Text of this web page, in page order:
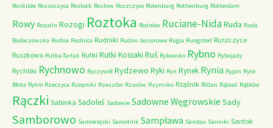
Roskilde Rossoszyca Rostock Rostow Roszczyce Rotenburg Rothenburg Rotterdam
Rowy Rozalin Rozogi Roztoka Rożnów Ruciane-NidaRuda Ruda
Białaczowska Rudna Rudnica Rudniki Rudno Jeziorowe Rugia Rungsted Ruszczyce
Ruszkowo Rutka-Tartak Rutki Rutki Kossaki Ruś Rybienko Rybno Rybojady
Rychliki Rychnowo Ryczywół Rydzewo Ryki Ryn Rynek Rynia Rypin Ryte
Błota Rytro Rzeczyca Rzepniki Rzeszów Rzuców Rzymsko Rząśnik Różan Rąbież Rąblów
Rączki Sabinka Sadoleś Sadowie Sadowne Węgrowskie Sady
Samborowo Samoklęski Samotnik Sampława Sandau Sanniki Santok